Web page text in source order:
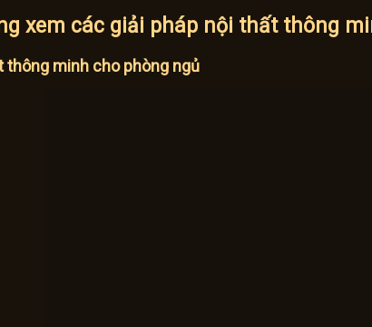
xem các giải pháp nội thất thông
thông minh cho phòng ngủ